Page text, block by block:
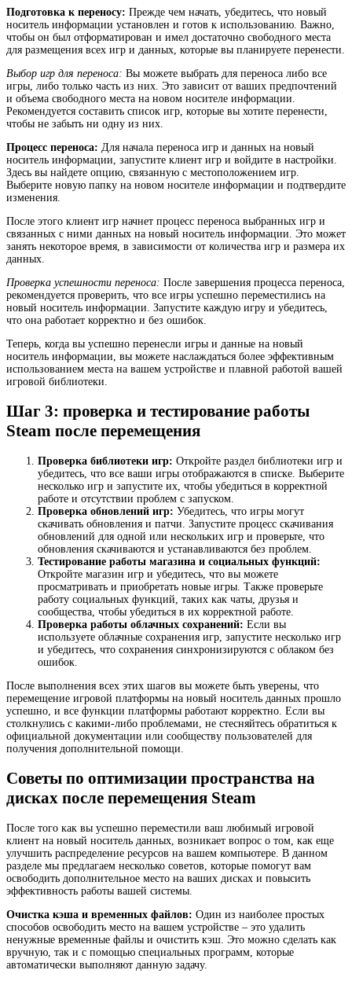
Подготовка к переносу: Прежде чем начать, убедитесь, что новый
носитель информации установлен и готов к использованию. Важно,
чтобы он был отформатирован и имел достаточно свободного места
для размещения всех игр и данных, которые вы планируете перенести.
Выбор игр для переноса: Вы можете выбрать для переноса либо все
игры, либо только часть из них. Это зависит от ваших предпочтений
и объема свободного места на новом носителе информации.
Рекомендуется составить список игр, которые вы хотите перенести,
чтобы не забыть ни одну из них.
Процесс переноса: Для начала переноса игр и данных на новый
носитель информации, запустите клиент игр и войдите в настройки.
Здесь вы найдете опцию, связанную с местоположением игр.
Выберите новую папку на новом носителе информации и подтвердите
изменения.
После этого клиент игр начнет процесс переноса выбранных игр и
связанных с ними данных на новый носитель информации. Это может
занять некоторое время, в зависимости от количества игр и размера их
данных.
Проверка успешности переноса: После завершения процесса переноса,
рекомендуется проверить, что все игры успешно переместились на
новый носитель информации. Запустите каждую игру и убедитесь,
что она работает корректно и без ошибок.
Теперь, когда вы успешно перенесли игры и данные на новый
носитель информации, вы можете наслаждаться более эффективным
использованием места на вашем устройстве и плавной работой вашей
игровой библиотеки.
Шаг 3: проверка и тестирование работы
Steam после перемещения
Проверка библиотеки игр: Откройте раздел библиотеки игр и
убедитесь, что все ваши игры отображаются в списке. Выберите
несколько игр и запустите их, чтобы убедиться в корректной
работе и отсутствии проблем с запуском.
Проверка обновлений игр: Убедитесь, что игры могут
скачивать обновления и патчи. Запустите процесс скачивания
обновлений для одной или нескольких игр и проверьте, что
обновления скачиваются и устанавливаются без проблем.
Тестирование работы магазина и социальных функций:
Откройте магазин игр и убедитесь, что вы можете
просматривать и приобретать новые игры. Также проверьте
работу социальных функций, таких как чаты, друзья и
сообщества, чтобы убедиться в их корректной работе.
Проверка работы облачных сохранений: Если вы
используете облачные сохранения игр, запустите несколько игр
и убедитесь, что сохранения синхронизируются с облаком без
ошибок.
После выполнения всех этих шагов вы можете быть уверены, что
перемещение игровой платформы на новый носитель данных прошло
успешно, и все функции платформы работают корректно. Если вы
столкнулись с какими-либо проблемами, не стесняйтесь обратиться к
официальной документации или сообществу пользователей для
получения дополнительной помощи.
Советы по оптимизации пространства на
дисках после перемещения Steam
После того как вы успешно переместили ваш любимый игровой
клиент на новый носитель данных, возникает вопрос о том, как еще
улучшить распределение ресурсов на вашем компьютере. В данном
разделе мы предлагаем несколько советов, которые помогут вам
освободить дополнительное место на ваших дисках и повысить
эффективность работы вашей системы.
Очистка кэша и временных файлов: Один из наиболее простых
способов освободить место на вашем устройстве – это удалить
ненужные временные файлы и очистить кэш. Это можно сделать как
вручную, так и с помощью специальных программ, которые
автоматически выполняют данную задачу.